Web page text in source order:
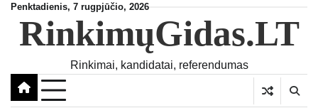
Skip
content
Penktadienis, 7 rugpjūčio, 2026
RinkimųGidas.LT
Rinkimai, kandidatai, referendumas